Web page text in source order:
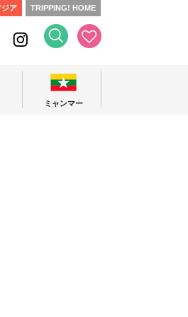
ジア TRIPPING! HOME
ミャンマー